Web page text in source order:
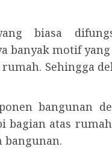
biasa
banyak motif
Sehingga
bangunan
bagian atas